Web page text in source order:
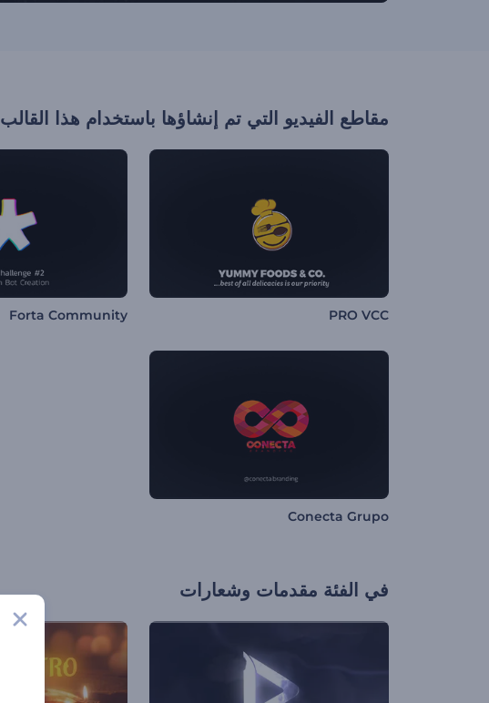
مقاطع الفيديو التي تم إنشاؤها باستخدام هذا القالب
PRO VCC
Forta Community
Conecta Grupo
في الفئة مقدمات وشعارات